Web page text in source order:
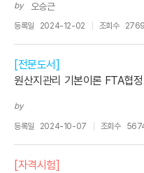
by 오승근
등록일 2024-12-02 조회수 2769
[전문도서]
원산지관리 기본이론 FTA협
by
등록일 2024-10-07 조회수
[자격시험]